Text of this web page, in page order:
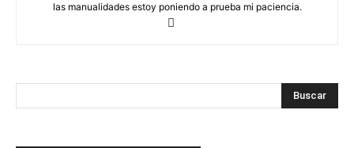
las manualidades estoy poniendo a prueba mi paciencia.